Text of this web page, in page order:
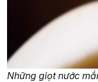
Những giọt nước